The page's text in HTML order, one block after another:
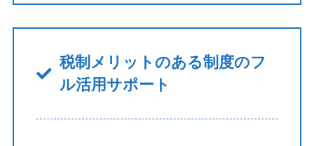
税制メリットのある制度のフ
ル活用サポート